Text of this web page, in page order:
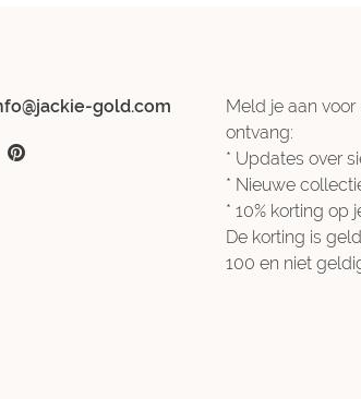
gold.com
Meld je aan
ontvang:
* Updates over
* Nieuwe
* 10% korting op
De korting is
100 en niet